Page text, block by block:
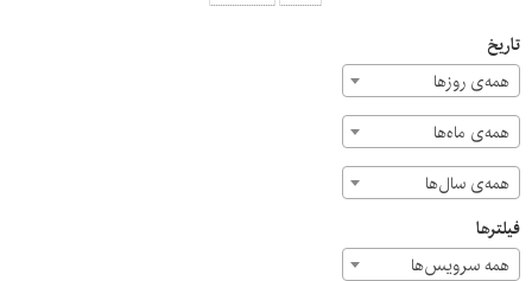
تاریخ
همه‌ی روزها
همه‌ی ماه‌ها
همه‌ی سال‌ها
فیلترها
همه سرویس‌ها